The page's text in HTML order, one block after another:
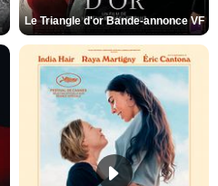
Le Triangle d'or Bande-annonce VF